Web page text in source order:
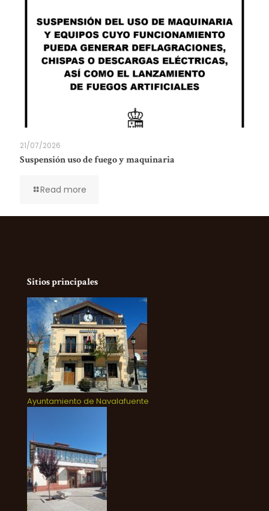
21/07/2026
Suspensión uso de fuego y maquinaria
Read more
Sitios principales
Ayuntamiento de Navalafuente